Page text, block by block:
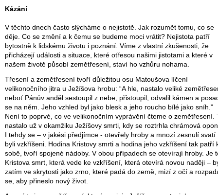
Kázání
V těchto dnech často slýcháme o nejistotě. Jak rozumět tomu, co se
děje. Co se změní a k čemu se budeme moci vrátit? Nejistota patří
bytostně k lidskému životu i poznání. Víme z vlastní zkušenosti, že
přicházejí události a situace, které otřesou našimi jistotami a které v
našem životě působí zemětřesení, staví ho vzhůru nohama.
Třesení a zemětřesení tvoří důležitou osu Matoušova líčení
velikonočního jitra u Ježíšova hrobu: “A hle, nastalo veliké
neboť Pánův anděl sestoupil z nebe, přistoupil, odvalil kámen a
se na něm. Jeho vzhled byl jako blesk a jeho roucho bílé jako sníh.”
Není to poprvé, co ve velikonočním vyprávění čteme o zemětřesení.
nastalo už v okamžiku Ježíšovy smrti, kdy se roztrhla chrámová
I tehdy se – v jakési předjímce - otevřely hroby a mnozí zesnulí svatí
byli vzkříšeni. Hodina Kristovy smrti a hodina jeho vzkříšení tak patří
sobě, tvoří spojené nádoby. V obou případech se otevírají hroby. Je
Kristova smrt, která vede ke vzkříšení, která otevírá novou naději –
zatím ve skrytosti jako zrno, které padá do země, mizí z očí a
se, aby přineslo nový život.